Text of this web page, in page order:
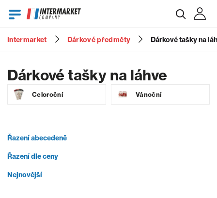
Heslo
Intermarket Dárkové předměty Dárkové tašky na
Dárkové tašky na láhve
Celoroční Vánoční
Řazení abecedeně
Řazení dle ceny
Nejnovější